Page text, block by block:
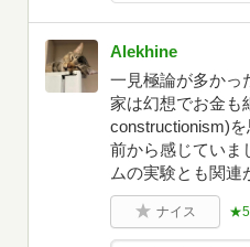
Alekhine
一見極論が多かっ
家は幻想でお金も
constructionism)
前から感じていま
ムの実験とも関連
ナイス ★5